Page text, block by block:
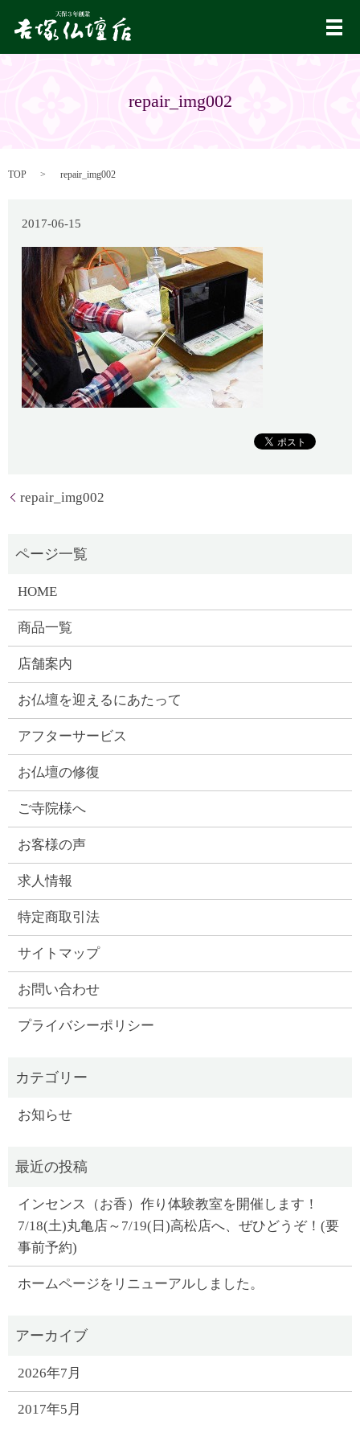
メ
repair_img002
TOP repair_img002
2017-06-15
repair_img002
HOME
商品一覧
店舗案内
お仏壇を迎えるにあたって
アフターサービス
お仏壇の修復
ご寺院様へ
お客様の声
求人情報
特定商取引法
サイトマップ
お問い合わせ
プライバシーポリシー
お知らせ
インセンス（お香）作り体験教室を開催します！
7/18(土)丸亀店～7/19(日)高松店へ、ぜひどうぞ！(要
事前予約)
ホームページをリニューアルしました。
2026年7月
2017年5月